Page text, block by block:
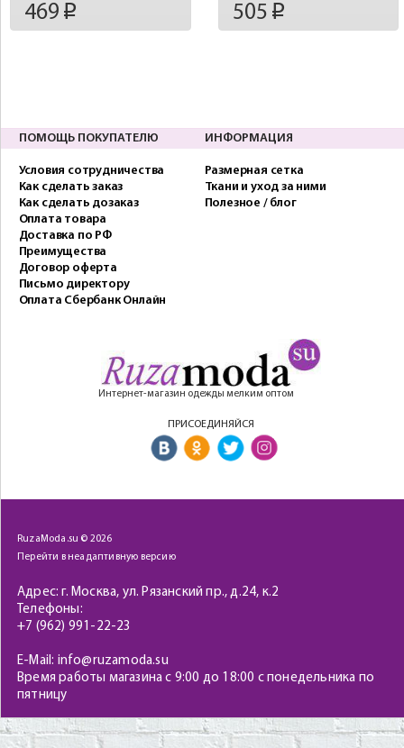
469 p 505 p
ПОМОЩЬ ПОКУПАТЕЛЮ
Условия сотрудничества
Как сделать заказ
Как сделать дозаказ
Оплата товара
Доставка по РФ
Преимущества
Договор оферта
Письмо директору
Оплата Сбербанк Онлайн
ИНФОРМАЦИЯ
Размерная сетка
Ткани и уход за ними
Полезное / блог
Интернет-магазин одежды мелким оптом
ПРИСОЕДИНЯЙСЯ
RuzaModa.su © 2026
Перейти в неадаптивную версию
Адрес: г. Москва, ул. Рязанский пр., д.24, к.2
Телефоны:
+7 (962) 991-22-23
E-Mail: info@ruzamoda.su
Время работы магазина с 9:00 до 18:00 с понедельника по
пятницу